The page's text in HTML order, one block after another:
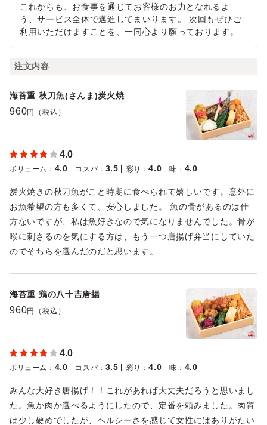
これからも、お食事を通じてお客様のお力となれるよ
う、サービス全体で邁進してまいります。 次回もぜひご
利用いただけますことを、一同心より願っております。
注文内容
海苔重 秋刀魚(さんま)炭火焼
960円（税込）
4.0
ボリューム ： 4.0 コスパ ： 3.5 彩り ：4.0 味 ： 4.0
炭火焼きの秋刀魚がこと時期に食べられて嬉しいです。意外に
お魚希望の方も多くて、安心しました。 魚の骨があるのは仕
方ないですが、私は魚好きなので気になりませんでした。骨が
喉に刺さるのを気にする方は、もう一つ唐揚げ弁当にしていた
のでそちらを選んだのだと思います。
海苔重 鶏の八十吉唐揚
960円（税込）
4.0
ボリューム ： 4.0 コスパ ： 3.5 彩り ：4.0 味 ： 4.0
みんな大好き唐揚げ！！これがあれば大丈夫だろうと思いまし
た。魚か肉か選べるようにしたので、定番を頼みました。肉質
は少し硬めでしたが、ヘルシーさを感じて女性にはありがたい